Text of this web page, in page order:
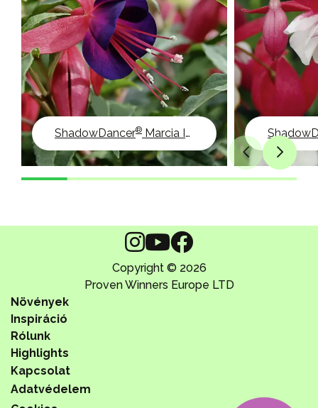
ShadowDancer® Marcia Improved
Copyright © 2026
Proven Winners Europe LTD
Növények
Inspiráció
Rólunk
Adatvédelem
Highlights
Kapcsolat